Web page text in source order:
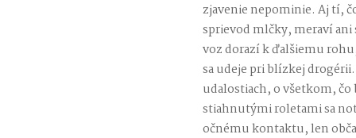
zjavenie nepominie. Aj tí,
sprievod mlčky, meraví ani
voz dorazí k ďalšiemu
sa udeje pri blízkej
udalostiach, o všetkom,
stiahnutými roletami sa
očnému kontaktu, len